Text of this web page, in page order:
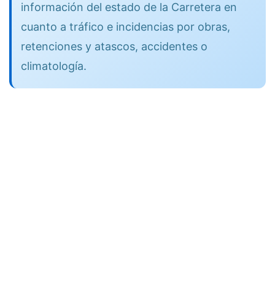
información del estado de la Carretera en
cuanto a tráfico e incidencias por obras,
retenciones y atascos, accidentes o
climatología.